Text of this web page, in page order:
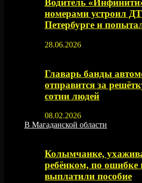
Водитель
номерами устроил
Петербурге и
28.06.2026
Главарь банды
отправится за
сотни людей
08.02.2026
В Магаданской области
Колымчанке,
ребёнком, по ошибке
выплатили пособие